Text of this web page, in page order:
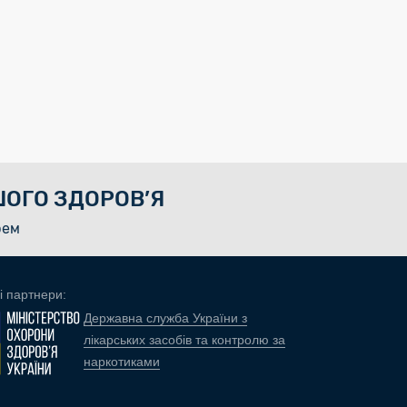
ЗДОРОВ’Я
партнери:
Державна служба України з
лікарських засобів та контролю за
наркотиками